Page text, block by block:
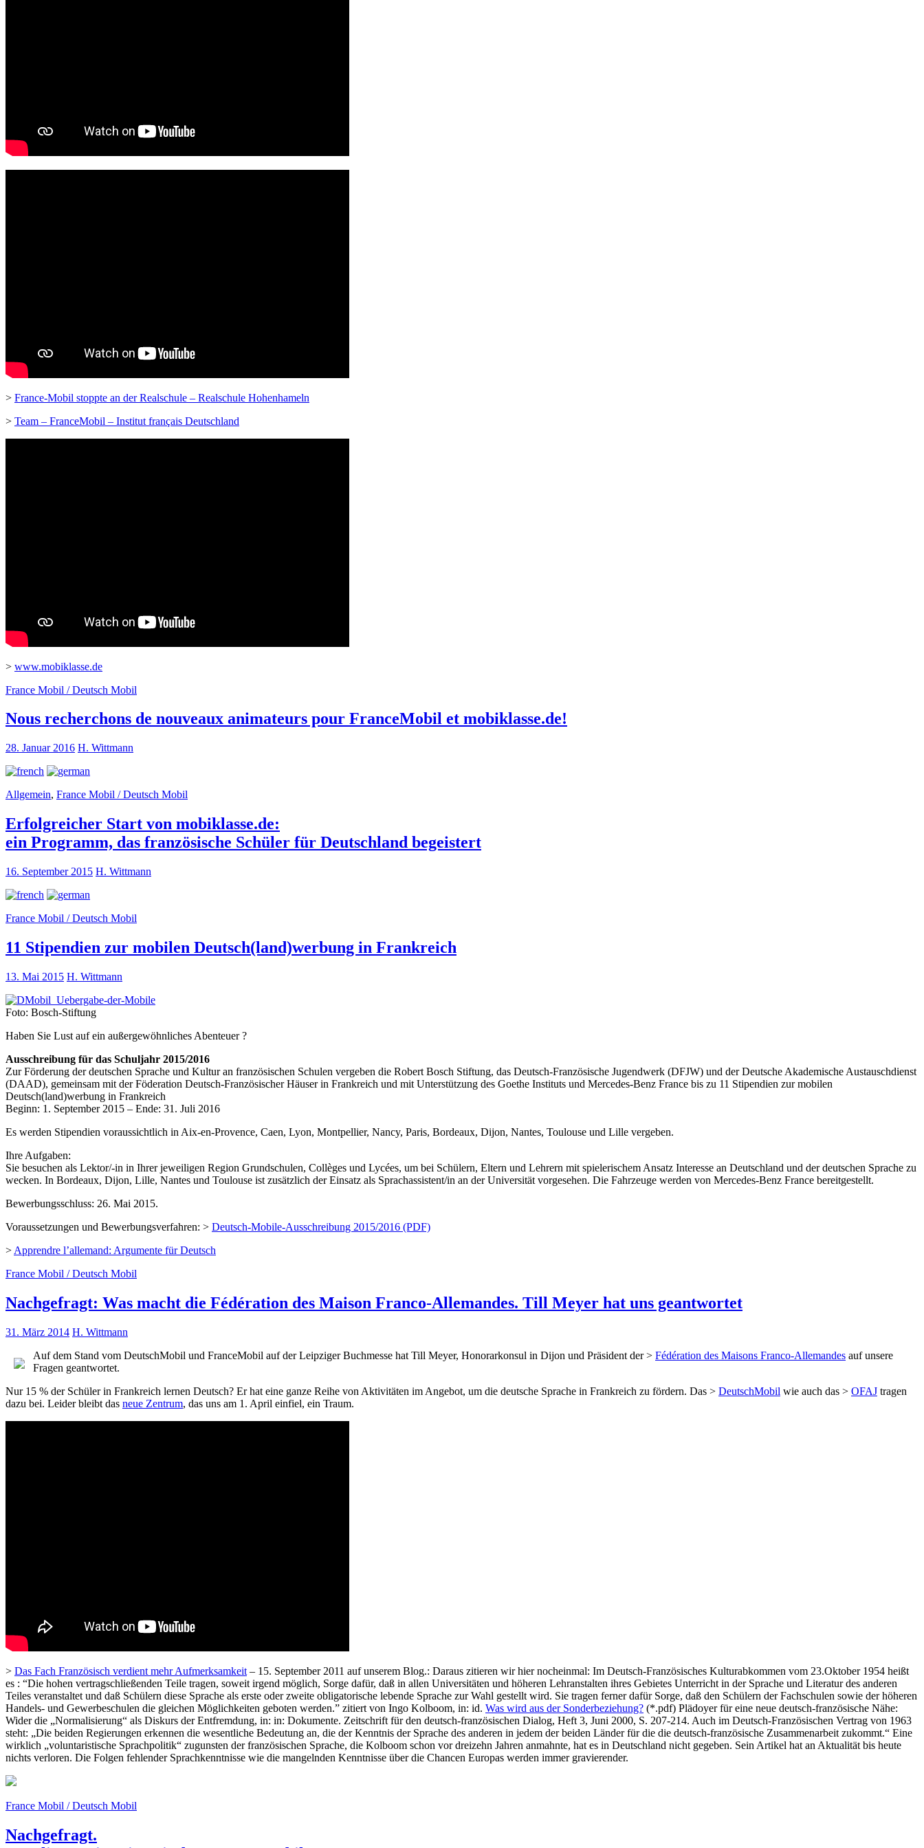
> France-Mobil stoppte an der Realschule – Realschule Hohenhameln
> Team – FranceMobil – Institut français Deutschland
> www.mobiklasse.de
France Mobil / Deutsch Mobil
Nous recherchons de nouveaux animateurs pour FranceMobil et mobiklasse.de!
28. Januar 2016 H. Wittmann
Allgemein, France Mobil / Deutsch Mobil
Erfolgreicher Start von mobiklasse.de:
ein Programm, das französische Schüler für Deutschland begeistert
16. September 2015 H. Wittmann
France Mobil / Deutsch Mobil
11 Stipendien zur mobilen Deutsch(land)werbung in Frankreich
13. Mai 2015 H. Wittmann
Foto: Bosch-Stiftung
Haben Sie Lust auf ein außergewöhnliches Abenteuer ?
Ausschreibung für das Schuljahr 2015/2016
Zur Förderung der deutschen Sprache und Kultur an französischen Schulen vergeben die Robert Bosch Stiftung, das Deutsch-Französische Jugendwerk (DFJW) und der Deutsche Akademische Austauschdienst
(DAAD), gemeinsam mit der Föderation Deutsch-Französischer Häuser in Frankreich und mit Unterstützung des Goethe Instituts und Mercedes-Benz France bis zu 11 Stipendien zur mobilen
Deutsch(land)werbung in Frankreich
Beginn: 1. September 2015 – Ende: 31. Juli 2016
Es werden Stipendien voraussichtlich in Aix-en-Provence, Caen, Lyon, Montpellier, Nancy, Paris, Bordeaux, Dijon, Nantes, Toulouse und Lille vergeben.
Ihre Aufgaben:
Sie besuchen als Lektor/-in in Ihrer jeweiligen Region Grundschulen, Collèges und Lycées, um bei Schülern, Eltern und Lehrern mit spielerischem Ansatz Interesse an Deutschland und der deutschen Sprache zu
wecken. In Bordeaux, Dijon, Lille, Nantes und Toulouse ist zusätzlich der Einsatz als Sprachassistent/in an der Universität vorgesehen. Die Fahrzeuge werden von Mercedes-Benz France bereitgestellt.
Bewerbungsschluss: 26. Mai 2015.
Voraussetzungen und Bewerbungsverfahren: > Deutsch-Mobile-Ausschreibung 2015/2016 (PDF)
> Apprendre l’allemand: Argumente für Deutsch
France Mobil / Deutsch Mobil
Nachgefragt: Was macht die Fédération des Maison Franco-Allemandes. Till Meyer hat uns geantwortet
31. März 2014 H. Wittmann
Auf dem Stand vom DeutschMobil und FranceMobil auf der Leipziger Buchmesse hat Till Meyer, Honorarkonsul in Dijon und Präsident der > Fédération des Maisons Franco-Allemandes auf unsere
Fragen geantwortet.
Nur 15 % der Schüler in Frankreich lernen Deutsch? Er hat eine ganze Reihe von Aktivitäten im Angebot, um die deutsche Sprache in Frankreich zu fördern. Das > DeutschMobil wie auch das > OFAJ tragen
dazu bei. Leider bleibt das neue Zentrum, das uns am 1. April einfiel, ein Traum.
> Das Fach Französisch verdient mehr Aufmerksamkeit – 15. September 2011 auf unserem Blog.: Daraus zitieren wir hier nocheinmal: Im Deutsch-Französisches Kulturabkommen vom 23.Oktober 1954 heißt
es : “Die hohen vertragschließenden Teile tragen, soweit irgend möglich, Sorge dafür, daß in allen Universitäten und höheren Lehranstalten ihres Gebietes Unterricht in der Sprache und Literatur des anderen
Teiles veranstaltet und daß Schülern diese Sprache als erste oder zweite obligatorische lebende Sprache zur Wahl gestellt wird. Sie tragen ferner dafür Sorge, daß den Schülern der Fachschulen sowie der höheren
Handels- und Gewerbeschulen die gleichen Möglichkeiten geboten werden.” zitiert von Ingo Kolboom, in: id. Was wird aus der Sonderbeziehung? (*.pdf) Plädoyer für eine neue deutsch-französische Nähe:
Wider die „Normalisierung“ als Diskurs der Entfremdung, in: in: Dokumente. Zeitschrift für den deutsch-französischen Dialog, Heft 3, Juni 2000, S. 207-214. Auch im Deutsch-Französischen Vertrag von 1963
steht: „Die beiden Regierungen erkennen die wesentliche Bedeutung an, die der Kenntnis der Sprache des anderen in jedem der beiden Länder für die die deutsch-französische Zusammenarbeit zukommt.“ Eine
wirklich „voluntaristische Sprachpolitik“ zugunsten der französischen Sprache, die Kolboom schon vor dreizehn Jahren anmahnte, hat es in Deutschland nicht gegeben. Sein Artikel hat an Aktualität bis heute
nichts verloren. Die Folgen fehlender Sprachkenntnisse wie die mangelnden Kenntnisse über die Chancen Europas werden immer gravierender.
France Mobil / Deutsch Mobil
Nachgefragt.